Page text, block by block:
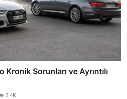
Sorunları ve Ayrıntılı
2.4K